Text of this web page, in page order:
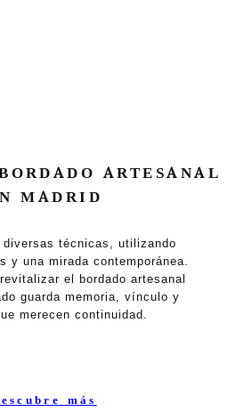
ARTESANAL
MADRID
diversas técnicas, utilizando
y una mirada contemporánea.
el bordado artesanal
guarda memoria, vínculo y
merecen continuidad.
más